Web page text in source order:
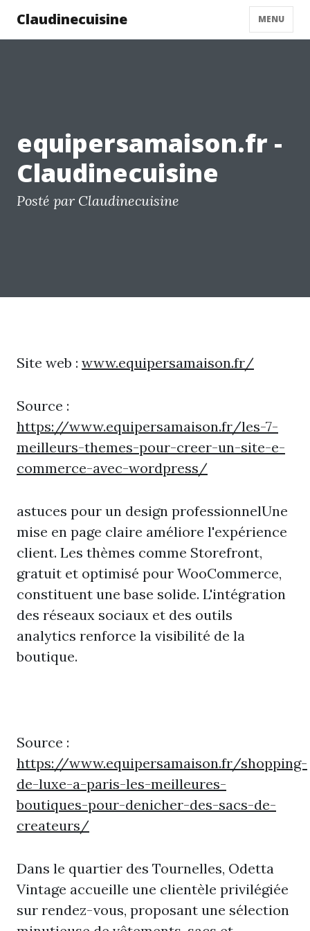
Claudinecuisine MENU
equipersamaison.fr -
Claudinecuisine
Posté par Claudinecuisine
Site web : www.equipersamaison.fr/
Source :
https://www.equipersamaison.fr/les-7-
meilleurs-themes-pour-creer-un-site-e-
commerce-avec-wordpress/
astuces pour un design professionnelUne
mise en page claire améliore l'expérience
client. Les thèmes comme Storefront,
gratuit et optimisé pour WooCommerce,
constituent une base solide. L'intégration
des réseaux sociaux et des outils
analytics renforce la visibilité de la
boutique.
Source :
https://www.equipersamaison.fr/shopping-
de-luxe-a-paris-les-meilleures-
boutiques-pour-denicher-des-sacs-de-
createurs/
Dans le quartier des Tournelles, Odetta
Vintage accueille une clientèle privilégiée
sur rendez-vous, proposant une sélection